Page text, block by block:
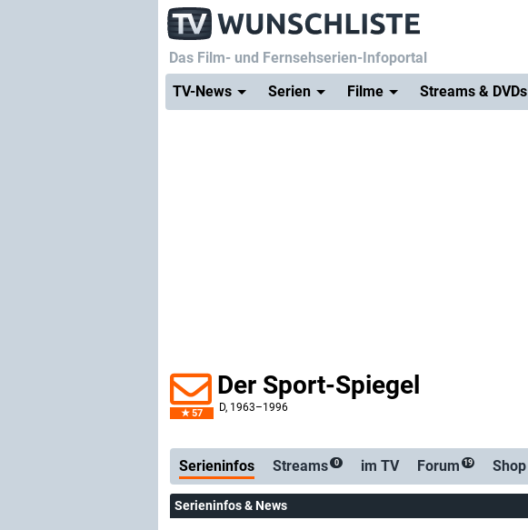
Das Film- und Fernsehserien-Infoportal
TV-News
Serien Filme Streams & DVDs
57
Der Sport-Spiegel
D, 1963–1996
Serienticker
Serieninfos Streams 0 im TV Forum 19 Shop
Serieninfos & News